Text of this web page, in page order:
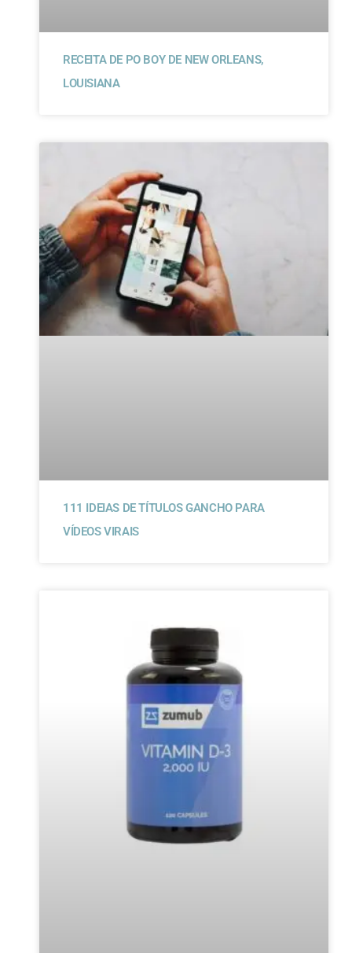
RECEITA DE PO BOY DE NEW ORLEANS,
LOUISIANA
111 IDEIAS DE TÍTULOS GANCHO PARA
VÍDEOS VIRAIS